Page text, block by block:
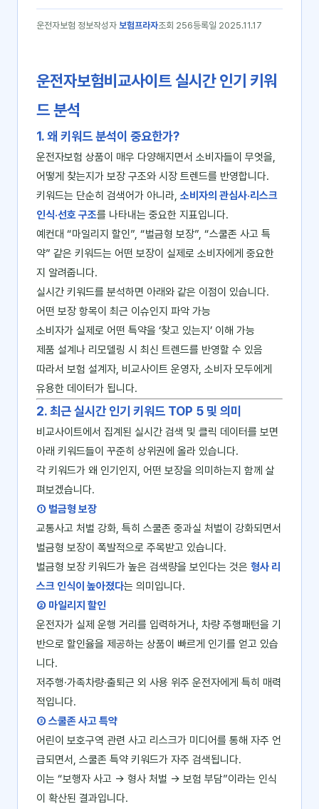
운전자보험 정보작성자 보험프라자조회 256등록일 2025.11.17
운전자보험비교사이트 실시간 인기 키워
드 분석
1. 왜 키워드 분석이 중요한가?
운전자보험 상품이 매우 다양해지면서 소비자들이 무엇을,
어떻게 찾는지가 보장 구조와 시장 트렌드를 반영합니다.
키워드는 단순히 검색어가 아니라, 소비자의 관심사·리스크
인식·선호 구조를 나타내는 중요한 지표입니다.
예컨대 “마일리지 할인”, “벌금형 보장”, “스쿨존 사고 특
약” 같은 키워드는 어떤 보장이 실제로 소비자에게 중요한
지 알려줍니다.
실시간 키워드를 분석하면 아래와 같은 이점이 있습니다.
어떤 보장 항목이 최근 이슈인지 파악 가능
소비자가 실제로 어떤 특약을 ‘찾고 있는지’ 이해 가능
제품 설계나 리모델링 시 최신 트렌드를 반영할 수 있음
따라서 보험 설계자, 비교사이트 운영자, 소비자 모두에게
유용한 데이터가 됩니다.
2. 최근 실시간 인기 키워드 TOP 5 및 의미
비교사이트에서 집계된 실시간 검색 및 클릭 데이터를 보면
아래 키워드들이 꾸준히 상위권에 올라 있습니다.
각 키워드가 왜 인기인지, 어떤 보장을 의미하는지 함께 살
펴보겠습니다.
① 벌금형 보장
교통사고 처벌 강화, 특히 스쿨존 중과실 처벌이 강화되면서
벌금형 보장이 폭발적으로 주목받고 있습니다.
벌금형 보장 키워드가 높은 검색량을 보인다는 것은 형사 리
스크 인식이 높아졌다는 의미입니다.
② 마일리지 할인
운전자가 실제 운행 거리를 입력하거나, 차량 주행패턴을 기
반으로 할인율을 제공하는 상품이 빠르게 인기를 얻고 있습
니다.
저주행·가족차량·출퇴근 외 사용 위주 운전자에게 특히 매력
적입니다.
③ 스쿨존 사고 특약
어린이 보호구역 관련 사고 리스크가 미디어를 통해 자주 언
급되면서, 스쿨존 특약 키워드가 자주 검색됩니다.
이는 “보행자 사고 → 형사 처벌 → 보험 부담”이라는 인식
이 확산된 결과입니다.